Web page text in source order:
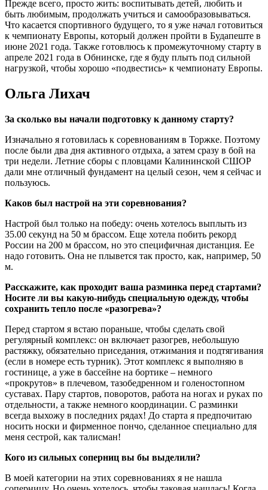
Прежде всего, просто жить: воспитывать детей, любить и
быть любимым, продолжать учиться и самообразовываться.
Что касается спортивного будущего, то я уже начал готовиться
к чемпионату Европы, который должен пройти в Будапеште в
июне 2021 года. Также готовлюсь к промежуточному старту в
апреле 2021 года в Обнинске, где я буду плыть под сильной
нагрузкой, чтобы хорошо «подвестись» к чемпионату Европы.
Ольга Лихач
За сколько вы начали подготовку к данному старту?
Изначально я готовилась к соревнованиям в Торжке. Поэтому
после были два дня активного отдыха, а затем сразу в бой на
три недели. Летние сборы с пловцами Калининской СШОР
дали мне отличный фундамент на целый сезон, чем я сейчас и
пользуюсь.
Каков был настрой на эти соревнования?
Настрой был только на победу: очень хотелось выплыть из
35.00 секунд на 50 м брассом. Еще хотела побить рекорд
России на 200 м брассом, но это специфичная дистанция. Ее
надо готовить. Она не плывется так просто, как, например, 50
м.
Расскажите, как проходит ваша разминка перед стартами?
Носите ли вы какую-нибудь специальную одежду, чтобы
сохранить тепло после «разогрева»?
Перед стартом я встаю пораньше, чтобы сделать свой
регулярный комплекс: он включает разогрев, небольшую
растяжку, обязательно приседания, отжимания и подтягивания
(если в номере есть турник). Этот комплекс я выполняю в
гостинице, а уже в бассейне на бортике – немного
«прокрутов» в плечевом, тазобедренном и голеностопном
суставах. Пару стартов, поворотов, работа на ногах и руках по
отдельности, а также немного координации. С разминки
всегда выхожу в последних рядах! До старта я предпочитаю
носить носки и фирменное пончо, сделанное специально для
меня сестрой, как талисман!
Кого из сильных соперниц вы бы выделили?
В моей категории на этих соревнованиях я не нашла